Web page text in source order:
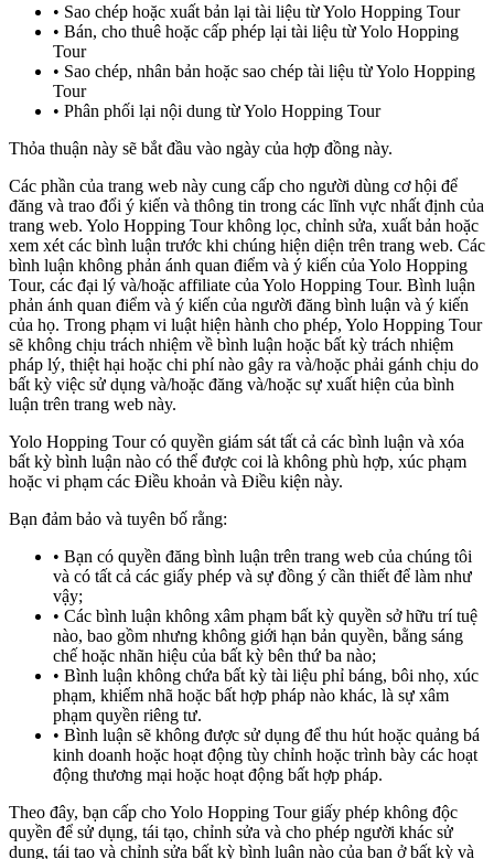
Sao chép hoặc xuất bản lại tài liệu từ Yolo Hopping Tour
Bán, cho thuê hoặc cấp phép lại tài liệu từ Yolo Hopping
Tour
Sao chép, nhân bản hoặc sao chép tài liệu từ Yolo Hopping
Tour
Phân phối lại nội dung từ Yolo Hopping Tour
Thỏa thuận này sẽ bắt đầu vào ngày của hợp đồng này.
Các phần của trang web này cung cấp cho người dùng cơ hội để
đăng và trao đổi ý kiến ​​và thông tin trong các lĩnh vực nhất định của
trang web. Yolo Hopping Tour không lọc, chỉnh sửa, xuất bản hoặc
xem xét các bình luận trước khi chúng hiện diện trên trang web. Các
bình luận không phản ánh quan điểm và ý kiến ​​của Yolo Hopping
Tour, các đại lý và/hoặc affiliate của Yolo Hopping Tour. Bình luận
phản ánh quan điểm và ý kiến ​​của người đăng bình luận và ý kiến ​​
của họ. Trong phạm vi luật hiện hành cho phép, Yolo Hopping Tour
sẽ không chịu trách nhiệm về bình luận hoặc bất kỳ trách nhiệm
pháp lý, thiệt hại hoặc chi phí nào gây ra và/hoặc phải gánh chịu do
bất kỳ việc sử dụng và/hoặc đăng và/hoặc sự xuất hiện của bình
luận trên trang web này.
Yolo Hopping Tour có quyền giám sát tất cả các bình luận và xóa
bất kỳ bình luận nào có thể được coi là không phù hợp, xúc phạm
hoặc vi phạm các Điều khoản và Điều kiện này.
Bạn đảm bảo và tuyên bố rằng:
Bạn có quyền đăng bình luận trên trang web của chúng tôi
và có tất cả các giấy phép và sự đồng ý cần thiết để làm như
vậy;
Các bình luận không xâm phạm bất kỳ quyền sở hữu trí tuệ
nào, bao gồm nhưng không giới hạn bản quyền, bằng sáng
chế hoặc nhãn hiệu của bất kỳ bên thứ ba nào;
Bình luận không chứa bất kỳ tài liệu phỉ báng, bôi nhọ, xúc
phạm, khiếm nhã hoặc bất hợp pháp nào khác, là sự xâm
phạm quyền riêng tư.
Bình luận sẽ không được sử dụng để thu hút hoặc quảng bá
kinh doanh hoặc hoạt động tùy chỉnh hoặc trình bày các hoạt
động thương mại hoặc hoạt động bất hợp pháp.
Theo đây, bạn cấp cho Yolo Hopping Tour giấy phép không độc
quyền để sử dụng, tái tạo, chỉnh sửa và cho phép người khác sử
dụng, tái tạo và chỉnh sửa bất kỳ bình luận nào của bạn ở bất kỳ và